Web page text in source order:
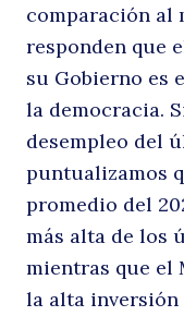
comparación al
responden que
su Gobierno es
la democracia.
desempleo del
puntualizamos
promedio del
más alta de los
mientras que el
la alta